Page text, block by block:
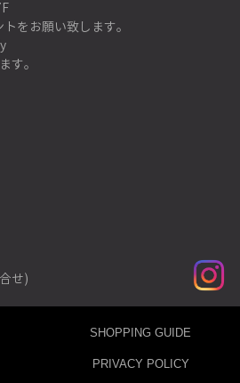
をお願い致します。
す。
せ)
SHOPPING GUIDE
PRIVACY POLICY